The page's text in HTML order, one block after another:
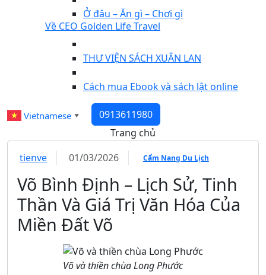
Ở đâu – Ăn gì – Chơi gì
Về CEO Golden Life Travel
THƯ VIỆN SÁCH XUÂN LAN
Cách mua Ebook và sách lật online
Vietnamese ▼
0913611980
Trang chủ
tienve
01/03/2026 Cẩm Nang Du Lịch
Võ Bình Định – Lịch Sử, Tinh
Thần Và Giá Trị Văn Hóa Của
Miền Đất Võ
Võ và thiền chùa Long Phước